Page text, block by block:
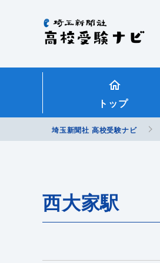
トップ
埼玉新聞社 高校受験ナビ
西大家駅